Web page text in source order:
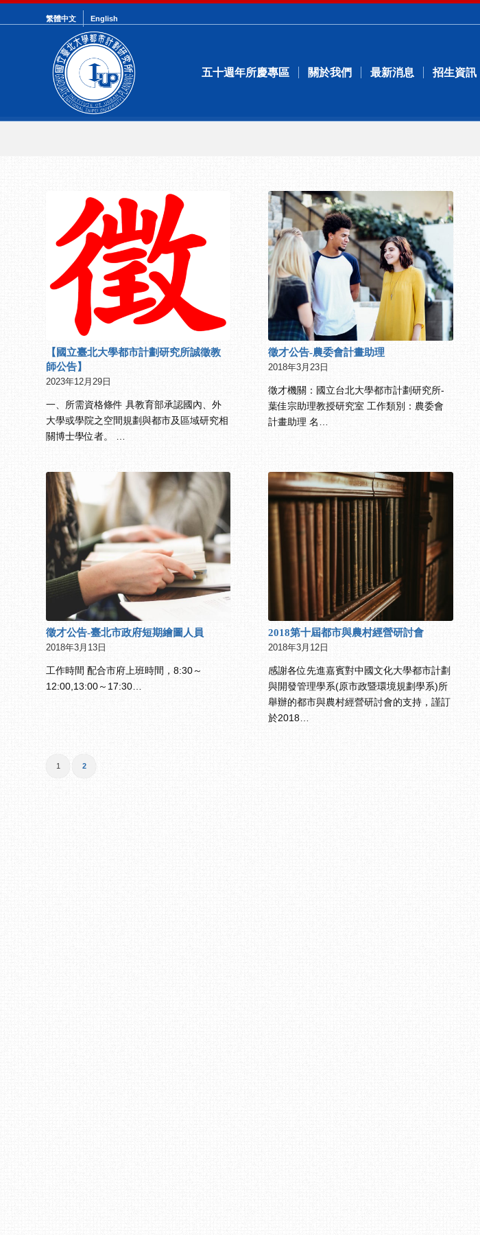
繁體中文 English
五十週年所慶專區 關於我們 最新消息 招生資訊
【國立臺北大學都市計劃研究所誠徵教
師公告】
2023年12月29日
一、所需資格條件 具教育部承認國內、外
大學或學院之空間規劃與都市及區域研究相
關博士學位者。 …
徵才公告-農委會計畫助理
2018年3月23日
徵才機關：國立台北大學都市計劃研究所-
葉佳宗助理教授研究室 工作類別：農委會
計畫助理 名…
徵才公告-臺北市政府短期繪圖人員
2018年3月13日
工作時間 配合市府上班時間，8:30～
12:00,13:00～17:30…
2018第十屆都市與農村經營研討會
2018年3月12日
感謝各位先進嘉賓對中國文化大學都市計劃
與開發管理學系(原市政暨環境規劃學系)所
舉辦的都市與農村經營研討會的支持，謹訂
於2018…
1 2